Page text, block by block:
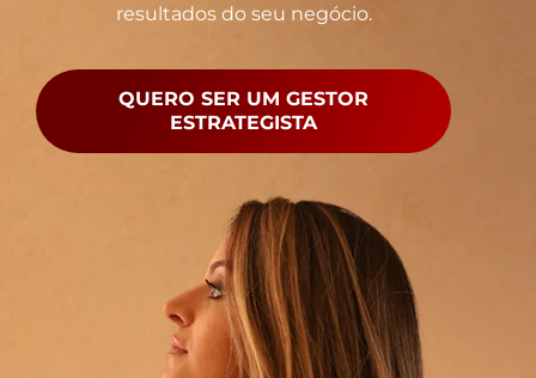
resultados do seu negócio.
QUERO SER UM GESTOR
ESTRATEGISTA